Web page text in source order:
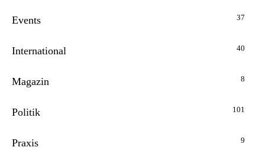
Events 37
International 40
Magazin 8
Politik 101
Praxis 9